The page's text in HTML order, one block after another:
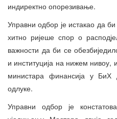
индиректно опорезивање.
Управни одбор је истакао да
хитно ријеше спор о
важности да би се
и институција на нижем нивоу,
министара финансија у БиХ
одлуке.
Управни одбор је